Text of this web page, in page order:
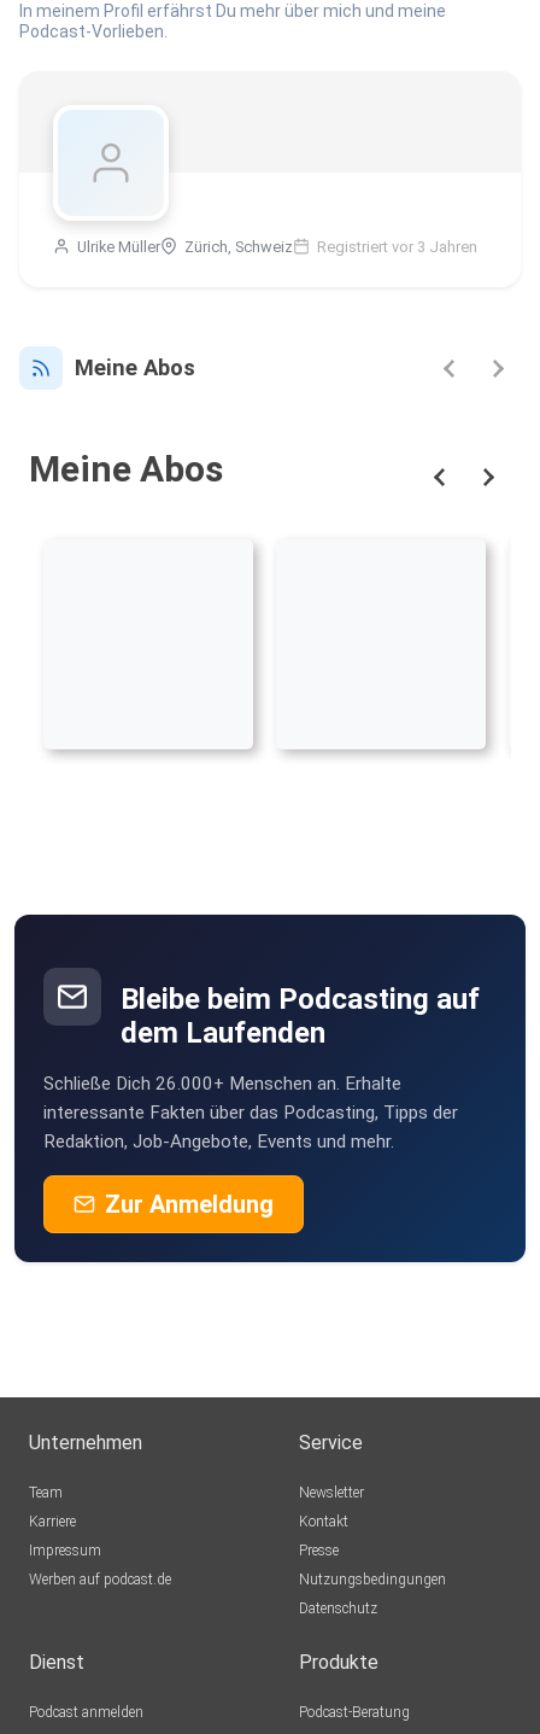
In meinem Profil erfährst Du mehr über mich und meine
Podcast-Vorlieben.
Ulrike Müller Zürich, Schweiz Registriert vor 3 Jahren
Meine Abos
Meine Abos
Bleibe beim Podcasting auf
dem Laufenden
Schließe Dich 26.000+ Menschen an. Erhalte
interessante Fakten über das Podcasting, Tipps der
Redaktion, Job-Angebote, Events und mehr.
Zur Anmeldung
Unternehmen
Team
Karriere
Impressum
Werben auf podcast.de
Service
Newsletter
Kontakt
Presse
Nutzungsbedingungen
Datenschutz
Dienst
Podcast anmelden
Produkte
Podcast-Beratung